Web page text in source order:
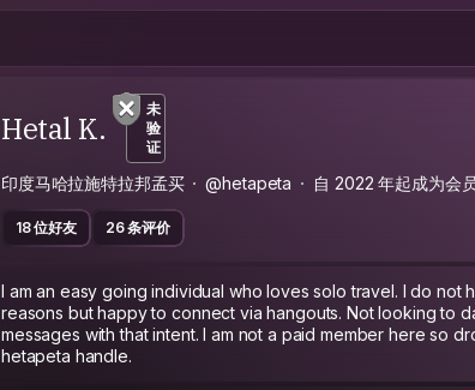
Hetal K.
未
验
证
印度马哈拉施特拉邦孟买 @hetapeta 自 2022 年起成为会
18 位好友 26 条评价
I am an easy going individual who loves solo travel. I do not
reasons but happy to connect via hangouts. Not looking to
messages with that intent. I am not a paid member here so
hetapeta handle.